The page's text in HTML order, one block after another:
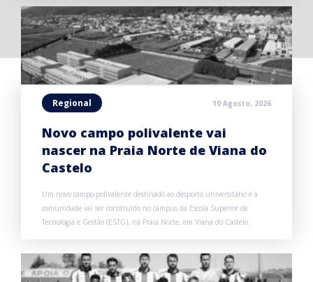
Regional 10 Agosto, 2026
Novo campo polivalente vai
nascer na Praia Norte de Viana do
Castelo
Um novo campo polivalente destinado ao desporto universitário e à
comunidade vai ser construído no campus da Escola Superior de
Tecnologia e Gestão (ESTG), na Praia Norte, em Viana do Castelo.